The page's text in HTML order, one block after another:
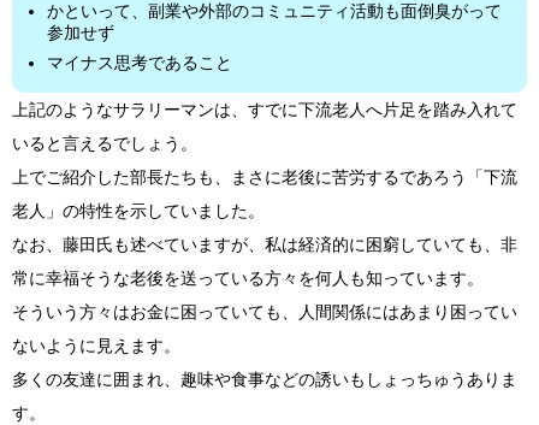
かといって、副業や外部のコミュニティ活動も面倒臭がって
参加せず
マイナス思考であること
上記のようなサラリーマンは、すでに下流老人へ片足を踏み入れて
いると言えるでしょう。
上でご紹介した部長たちも、まさに老後に苦労するであろう「下流
老人」の特性を示していました。
なお、藤田氏も述べていますが、私は経済的に困窮していても、非
常に幸福そうな老後を送っている方々を何人も知っています。
そういう方々はお金に困っていても、人間関係にはあまり困ってい
ないように見えます。
多くの友達に囲まれ、趣味や食事などの誘いもしょっちゅうありま
す。